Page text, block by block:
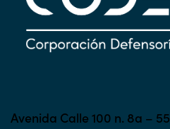
Avenida Calle 100 n. 8a – 55